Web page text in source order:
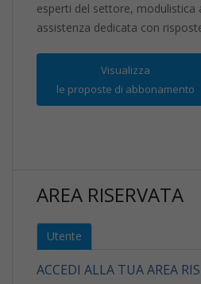
esperti del settore, modulistica
assistenza dedicata con
Visualizza
le proposte di abbonamento
AREA RISERVATA
Utente
ACCEDI ALLA TUA AREA